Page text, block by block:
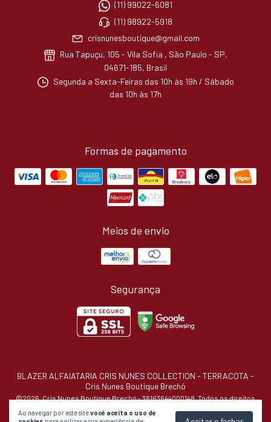
Ao navegar por este sitevocê aceita o uso de
(11) 99022-6081
(11) 98922-5918
crisnunesboutique@gmail.com
Rua Tapuçu, 105 - Vila Sofia , São Paulo - SP,
04671-185, Brasil
Segunda a Sexta-Feiras das 10h às 19h / Sábado
das 10h às 17h
Formas de pagamento
Meios de envio
Segurança
BLAZER ALFAIATARIA CRIS NUNES COLLECTION - TERRACOTA -
Cris Nunes Boutique Brechó
©2026. Cris Nunes Boutique Brechó - 36163644000148. Todos os direitos